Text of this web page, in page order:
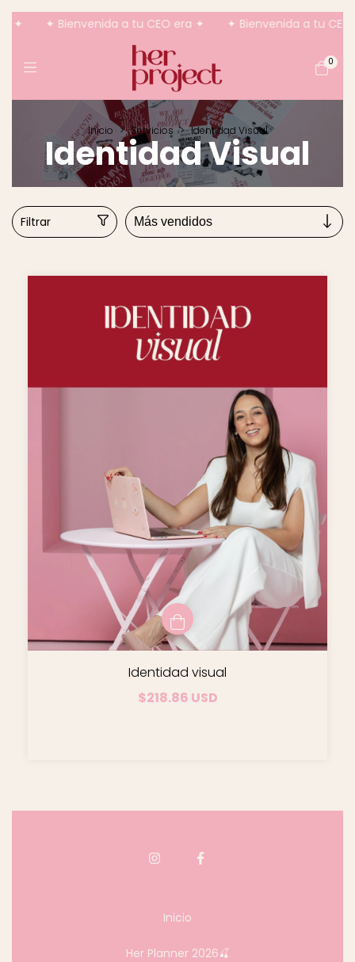
✦ Bienvenida a tu CEO era ✦ ✦ Bienvenida a tu CEO
0
Inicio > Servicios > Identidad Visual
Identidad Visual
Filtrar
Identidad visual
$218.86 USD
Inicio
Her Planner 2026🍒